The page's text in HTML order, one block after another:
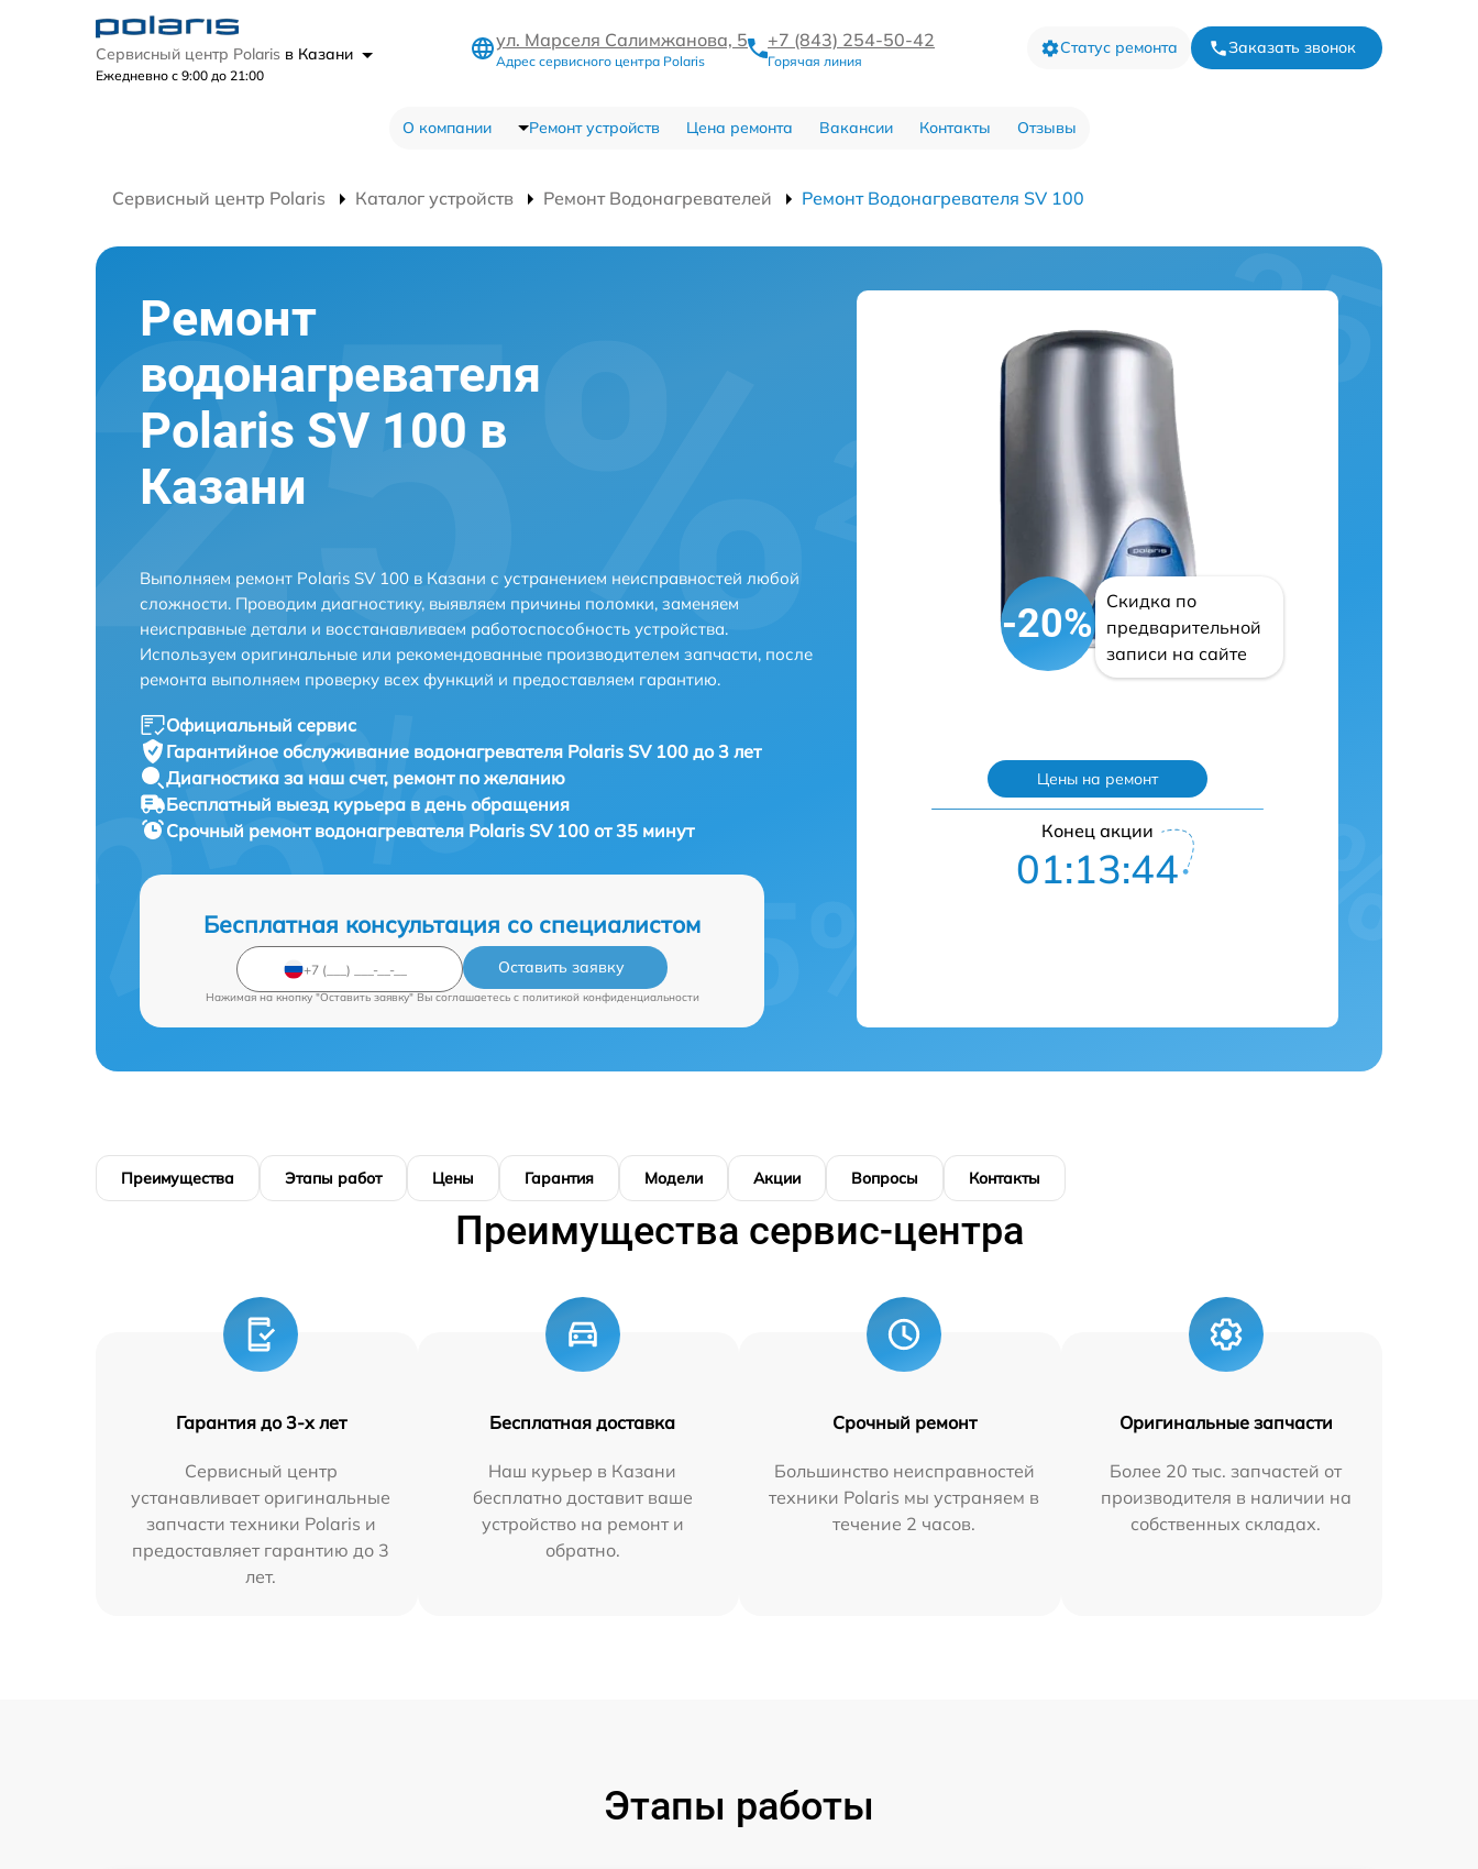
Сервисный центр Polaris в Казани
Ежедневно с 9:00 до 21:00
ул. Марселя Салимжанова, 5
Адрес сервисного центра Polaris
+7 (843) 254-50-42
Горячая линия
Статус ремонта Заказать звонок
О компании Ремонт устройств Цена ремонта Вакансии Контакты Отзывы
Сервисный центр Polaris Каталог устройств Ремонт Водонагревателей Ремонт Водонагревателя SV 100
Ремонт
водонагревателя
Polaris SV 100 в
Казани
Выполняем ремонт Polaris SV 100 в Казани с устранением неисправностей любой
сложности. Проводим диагностику, выявляем причины поломки, заменяем
неисправные детали и восстанавливаем работоспособность устройства.
Используем оригинальные или рекомендованные производителем запчасти, после
ремонта выполняем проверку всех функций и предоставляем гарантию.
Официальный сервис
Гарантийное обслуживание водонагревателя Polaris SV 100 до 3 лет
Диагностика за наш счет, ремонт по желанию
Бесплатный выезд курьера в день обращения
Срочный ремонт водонагревателя Polaris SV 100 от 35 минут
Бесплатная консультация со специалистом
Оставить заявку
Нажимая на кнопку "Оставить заявку" Вы соглашаетесь c политикой конфиденциальности
-20%
Скидка по
предварительной
записи на сайте
Цены на ремонт
Конец акции
01:13:43
Преимущества Этапы работ Цены Гарантия Модели Акции Вопросы Контакты
Преимущества сервис-центра
Гарантия до 3-х лет
Сервисный центр
устанавливает оригинальные
запчасти техники Polaris и
предоставляет гарантию до 3
лет.
Бесплатная доставка
Наш курьер в Казани
бесплатно доставит ваше
устройство на ремонт и
обратно.
Срочный ремонт
Большинство неисправностей
техники Polaris мы устраняем в
течение 2 часов.
Оригинальные запчасти
Более 20 тыс. запчастей от
производителя в наличии на
собственных складах.
Этапы работы